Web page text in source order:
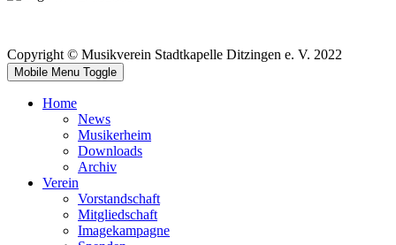
Copyright © Musikverein Stadtkapelle Ditzingen e. V. 2022
Mobile Menu Toggle
Home
News
Musikerheim
Downloads
Archiv
Verein
Vorstandschaft
Mitgliedschaft
Imagekampagne